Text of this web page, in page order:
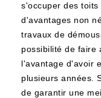
s'occuper des
d'avantages non
travaux de
possibilité de faire
l'avantage d'avoir
plusieurs années.
de garantir une